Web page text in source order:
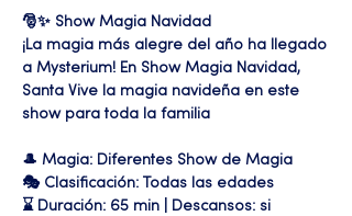
🎅✨ Show Magia Navidad
¡La magia más alegre del año ha llegado
a Mysterium! En Show Magia Navidad,
Santa Vive la magia navideña en este
show para toda la familia
🎩 Magia: Diferentes Show de Magia
🎭 Clasificación: Todas las edades
⌛ Duración: 65 min | Descansos: si